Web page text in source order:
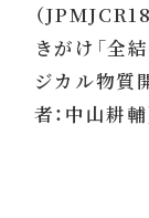
（
きがけ「全
ジカル物質
者：中山耕